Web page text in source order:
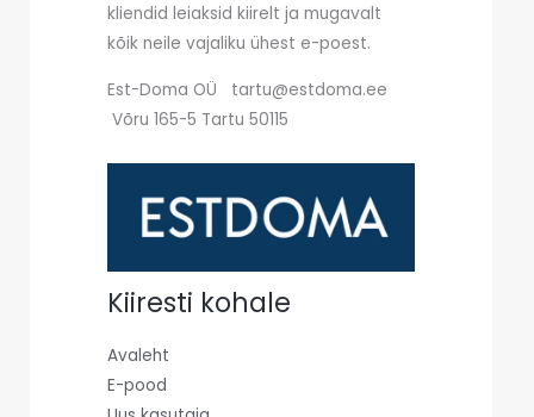
kliendid leiaksid kiirelt ja mugavalt
kõik neile vajaliku ühest e-poest.
Est-Doma OÜ tartu@estdoma.ee
Võru 165-5 Tartu 50115
Kiiresti kohale
Avaleht
E-pood